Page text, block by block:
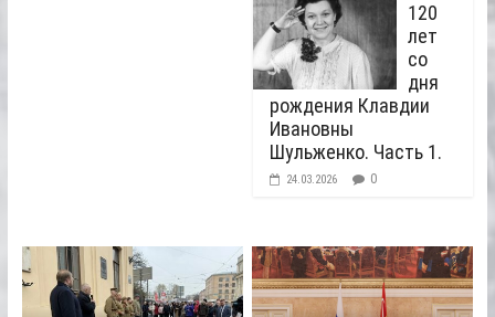
120
лет
со
дня
рождения Клавдии
Ивановны
Шульженко. Часть 1.
24.03.2026 0